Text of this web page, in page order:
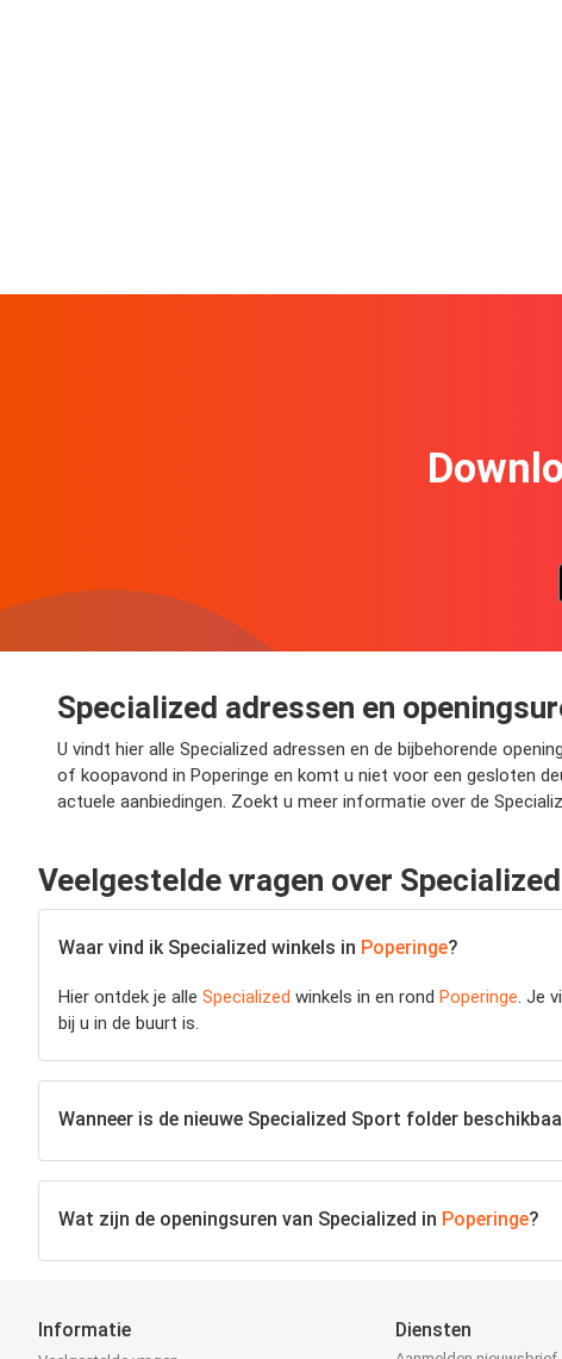
Specialized adressen en
U vindt hier alle Specialized adressen en de bijbehorende
of koopavond in Poperinge en komt u niet voor een gesloten
actuele aanbiedingen. Zoekt u meer informatie over de
Veelgestelde vragen over Specialized
Waar vind ik Specialized winkels in Poperinge?
Hier ontdek je alle Specialized winkels in en rond Poperinge. Je
bij u in de buurt is.
Wanneer is de nieuwe Specialized Sport folder
Wat zijn de openingsuren van Specialized in Poperinge?
Informatie Diensten